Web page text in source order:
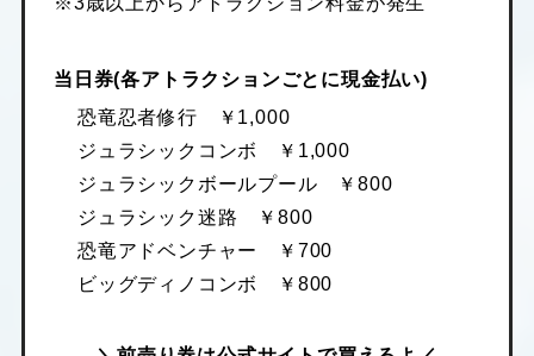
当日券(各アトラクションごとに現金払い)
恐竜忍者修行 ￥1,000
ジュラシックコンボ ￥1,000
ジュラシックボールプール ￥800
ジュラシック迷路 ￥800
恐竜アドベンチャー ￥700
ビッグディノコンボ ￥800